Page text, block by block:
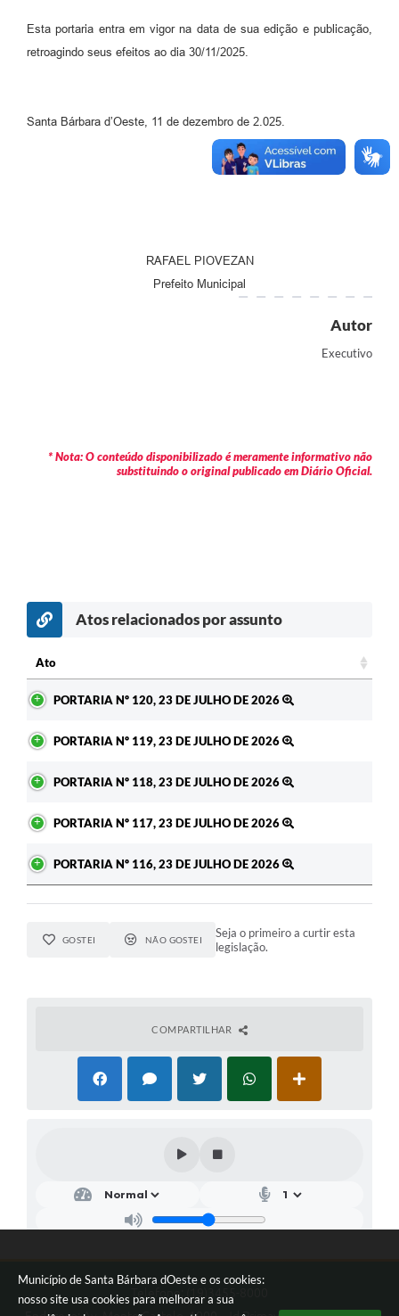
Município de Santa Bárbara dOeste e os cookies:
nosso site usa cookies para melhorar a sua
Legislação
Plano de Contratações Anuais
Esta portaria entra em vigor na data de sua edição e publicação,
retroagindo seus efeitos ao dia 30/11/2025.
Santa Bárbara d’Oeste, 11 de dezembro de 2.025.
RAFAEL PIOVEZAN
Prefeito Municipal
Autor
Executivo
* Nota: O conteúdo disponibilizado é meramente informativo não
substituindo o original publicado em Diário Oficial.
Atos relacionados por assunto
Ato
PORTARIA Nº 120, 23 DE JULHO DE 2026
PORTARIA Nº 119, 23 DE JULHO DE 2026
PORTARIA Nº 118, 23 DE JULHO DE 2026
PORTARIA Nº 117, 23 DE JULHO DE 2026
PORTARIA Nº 116, 23 DE JULHO DE 2026
GOSTEI NÃO GOSTEI
Seja o primeiro a curtir esta
legislação.
COMPARTILHAR
Telefone: (19)3455-8000